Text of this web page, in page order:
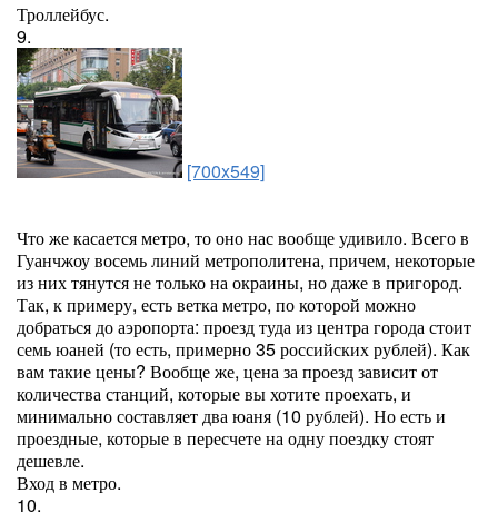
Троллейбус.
9.
[700x549]
Что же касается метро, то оно нас вообще удивило. Всего в
Гуанчжоу восемь линий метрополитена, причем, некоторые
из них тянутся не только на окраины, но даже в пригород.
Так, к примеру, есть ветка метро, по которой можно
добраться до аэропорта: проезд туда из центра города стоит
семь юаней (то есть, примерно 35 российских рублей). Как
вам такие цены? Вообще же, цена за проезд зависит от
количества станций, которые вы хотите проехать, и
минимально составляет два юаня (10 рублей). Но есть и
проездные, которые в пересчете на одну поездку стоят
дешевле.
Вход в метро.
10.